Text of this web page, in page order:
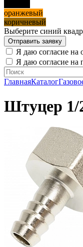
оранжевый
коричневый
Выберите синий
Я даю согласие на
Я даю согласие на
ГлавнаяКаталог
Штуцер 1/